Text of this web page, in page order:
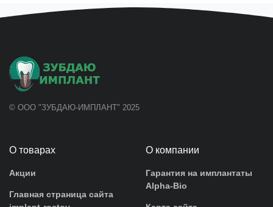
© ООО "ЗУБДАЮ-ИМПЛАНТ" 2025
О товарах
Акции
Главная страница сайта
О компании
Гарантия на имплантаты
Alpha-Bio